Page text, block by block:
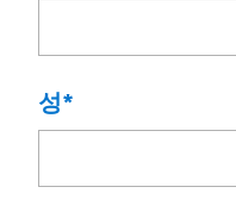
성*